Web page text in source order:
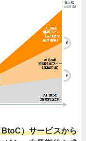
）サービスから